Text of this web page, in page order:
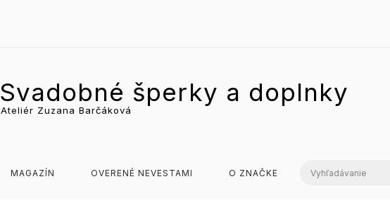
Svadobné šperky a doplnky
Ateliér Zuzana Barčáková
MAGAZÍN OVERENÉ NEVESTAMI O ZNAČKE